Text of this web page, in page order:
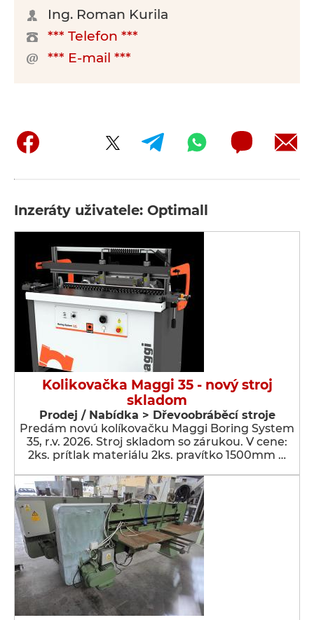
Ing. Roman Kurila
*** Telefon ***
*** E-mail ***
Inzeráty uživatele: Optimall
Kolikovačka Maggi 35 - nový stroj
skladom
Prodej / Nabídka > Dřevoobráběcí stroje
Predám novú kolíkovačku Maggi Boring System
35, r.v. 2026. Stroj skladom so zárukou. V cene:
2ks. prítlak materiálu 2ks. pravítko 1500mm …